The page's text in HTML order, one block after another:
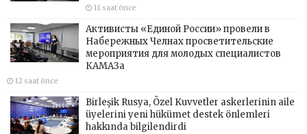
11 saat önce
Активисты «Единой России» провели в
Набережных Челнах просветительские
мероприятия для молодых специалистов
КАМАЗа
12 saat önce
Birleşik Rusya, Özel Kuvvetler askerlerinin aile
üyelerini yeni hükümet destek önlemleri
hakkında bilgilendirdi